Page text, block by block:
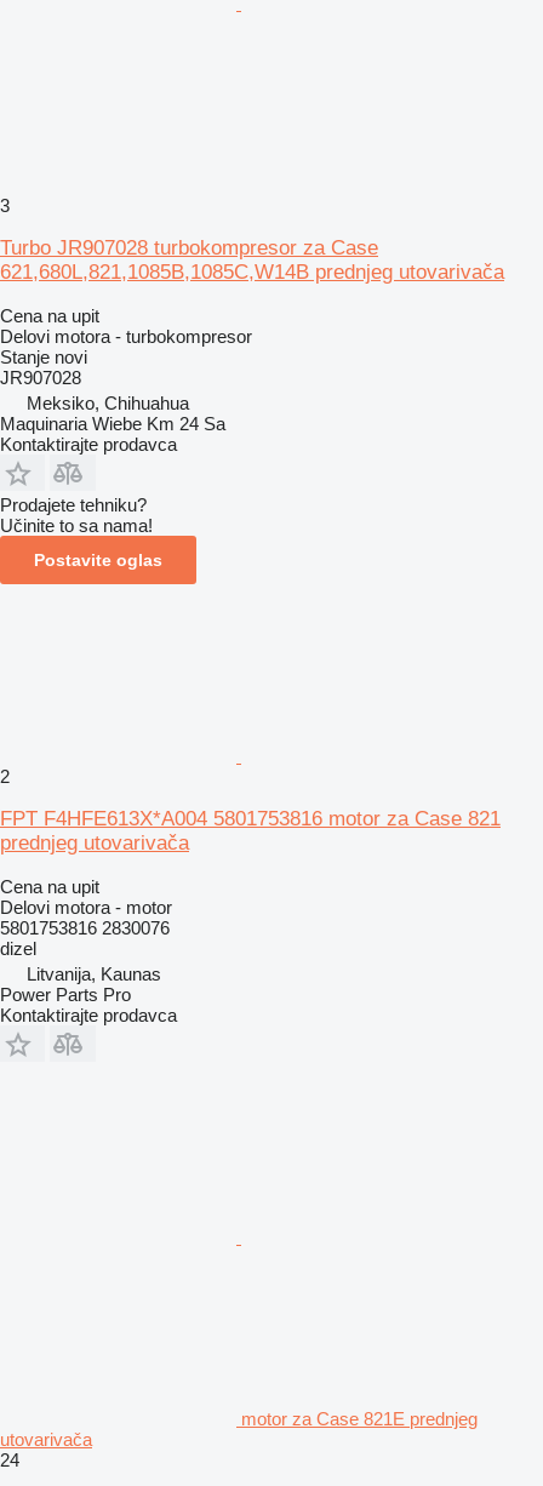
3
Turbo JR907028 turbokompresor za Case
621,680L,821,1085B,1085C,W14B prednjeg utovarivača
Cena na upit
Delovi motora - turbokompresor
Stanje novi
JR907028
Meksiko, Chihuahua
Maquinaria Wiebe Km 24 Sa
Kontaktirajte prodavca
Prodajete tehniku?
Učinite to sa nama!
Postavite oglas
2
FPT F4HFE613X*A004 5801753816 motor za Case 821
prednjeg utovarivača
Cena na upit
Delovi motora - motor
5801753816 2830076
dizel
Litvanija, Kaunas
Power Parts Pro
Kontaktirajte prodavca
motor za Case 821E prednjeg
utovarivača
24